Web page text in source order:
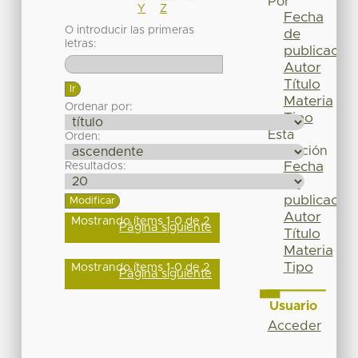
Y
Z
O introducir las primeras
letras:
Ordenar por:
Orden:
Resultados:
Mostrando ítems 1-0 de 2
Página siguiente
Mostrando ítems 1-0 de 2
Página siguiente
Fecha
de
publicación
Autor
Título
Materia
Tipo
Esta
colección
Fecha
de
publicación
Autor
Título
Materia
Tipo
Usuario
Acceder